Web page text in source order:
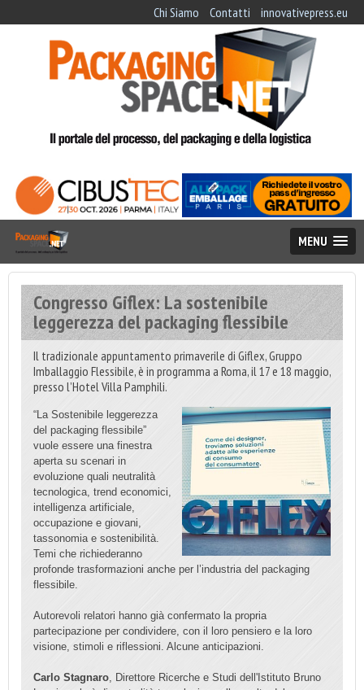
Chi Siamo Contatti innovativepress.eu
MENU
Congresso Giflex: La sostenibile
leggerezza del packaging flessibile
Il tradizionale appuntamento primaverile di Giflex, Gruppo
Imballaggio Flessibile, è in programma a Roma, il 17 e 18 maggio,
presso l’Hotel Villa Pamphili.
“La Sostenibile leggerezza
del packaging flessibile”
vuole essere una finestra
aperta su scenari in
evoluzione quali neutralità
tecnologica, trend economici,
intelligenza artificiale,
occupazione e giovani,
tassonomia e sostenibilità.
Temi che richiederanno
profonde trasformazioni anche per l’industria del packaging
flessibile.
Autorevoli relatori hanno già confermato la propria
partecipazione per condividere, con il loro pensiero e la loro
visione, stimoli e riflessioni. Alcune anticipazioni.
Carlo Stagnaro , Direttore Ricerche e Studi dell'Istituto Bruno